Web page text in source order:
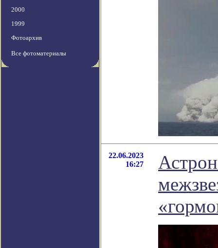
2000
1999
Фотоархив
Все фотоматериалы
22.06.2023
16:27